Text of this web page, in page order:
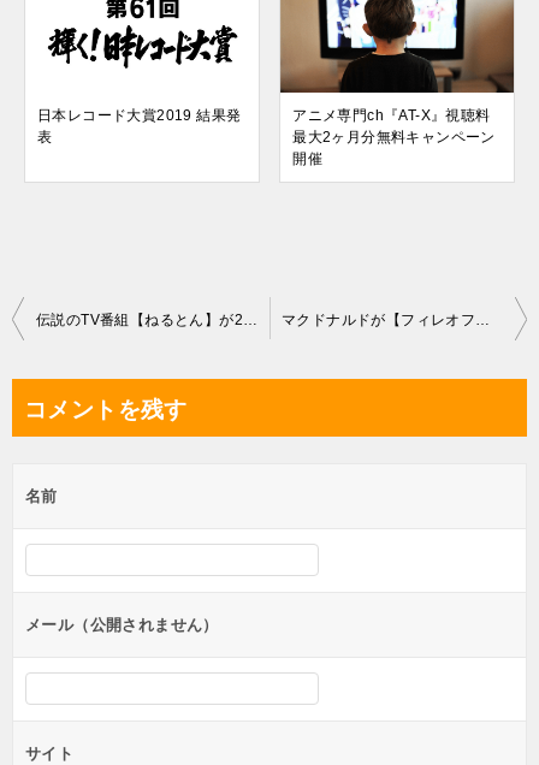
日本レコード大賞2019 結果発
表
アニメ専門ch『AT-X』視聴料
最大2ヶ月分無料キャンペーン
開催
投
ビ
ー
シ
ョ
ン
コメントを残す
名前
メール（公開されません）
サイト